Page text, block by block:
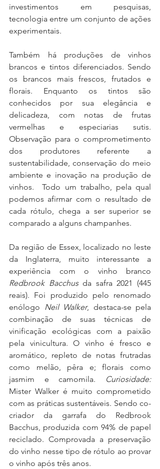
investimentos em pesquisas,
tecnologia entre um conjunto de ações
experimentais.
Também há produções de vinhos
brancos e tintos diferenciados. Sendo
os brancos mais frescos, frutados e
florais. Enquanto os tintos são
conhecidos por sua elegância e
delicadeza, com notas de frutas
vermelhas e especiarias sutis.
Observação para o comprometimento
dos produtores referente a
sustentabilidade, conservação do meio
ambiente e inovação na produção de
vinhos.  Todo um trabalho, pela qual
podemos afirmar com o resultado de
cada rótulo, chega a ser superior se
comparado a alguns champanhes.
Da região de Essex, localizado no leste
da Inglaterra, muito interessante a
Redbrook Bacchus da safra 2021 (445
reais). Foi produzido pelo renomado
enólogo Neil Walker, destaca-se pela
combinação de suas técnicas de
vinificação ecológicas com a paixão
pela vinicultura. O vinho é fresco e
aromático, repleto de notas frutradas
como melão, pêra e; florais como
jasmim e camomila.
Curiosidade:
Mister Walker é muito comprometido
com as práticas sustentáveis. Sendo co-
criador da garrafa do Redbrook
Bacchus, produzida com 94% de papel
reciclado. Comprovada a preservação
do vinho nesse tipo de rótulo ao provar
o vinho após três anos.